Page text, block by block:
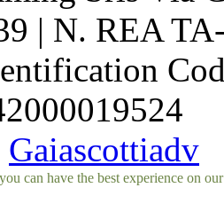
| N. REA
Gaiascottiadv
can have the best experience on